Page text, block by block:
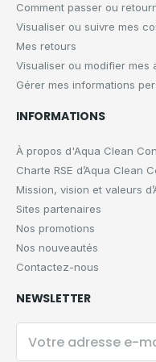
Comment passer ou
Visualiser ou suivre mes
Mes retours
Visualiser ou modifier mes
Gérer mes informations
INFORMATIONS
À propos d'Aqua Clean
Charte RSE d’Aqua Clean
Mission, vision et valeurs
Sites partenaires
Nos promotions
Nos nouveautés
Contactez-nous
NEWSLETTER
Votre
adresse
e-